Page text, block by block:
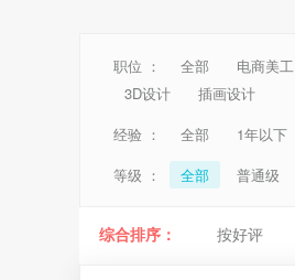
职位 ： 全部 电商美工
3D设计
插画设计
经验 ：
全部 1年以下
等级 ：
全部 普通级
综合排序： 按好评